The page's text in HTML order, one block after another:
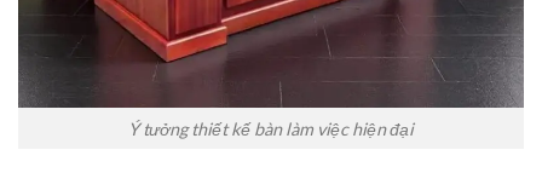
Ý tưởng thiết kế bàn làm việc hiện đại